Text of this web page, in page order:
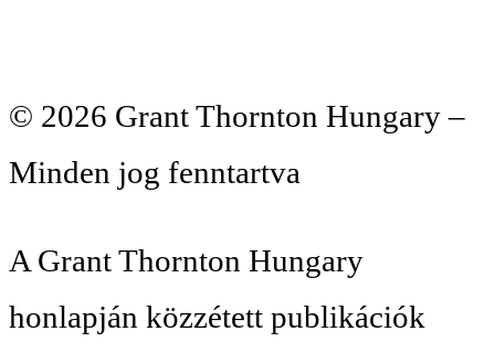
© 2026 Grant Thornton Hungary –
Minden jog fenntartva
A Grant Thornton Hungary
honlapján közzétett publikációk